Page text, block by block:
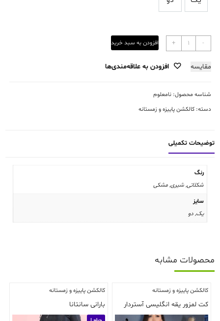
دو
-
کت
لمزور
انگلیسی
عدد
+ افزودن به سبد خرید
مقایسه افزودن به علاقه‌مندی‌ها
شناسه محصول:نامعلوم
دسته:کالکشن پاییزه و زمستانه
توضیحات تکمیلی
رنگ
شکلاتی, شیری, مشکی
سایز
یک,دو
محصولات مشابه
کالکشن پاییزه و زمستانه
کت لمزور یقه انگلیسی آستردار
کالکشن پاییزه و زمستانه
بارانی سانتانا